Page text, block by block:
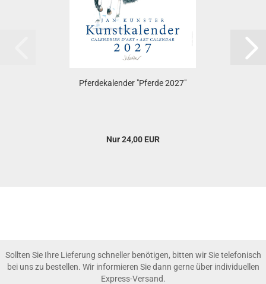
Pferdekalender "Pferde 2027"
Nur 24,00 EUR
Sollten Sie Ihre Lieferung schneller benötigen, bitten wir Sie telefonisch
bei uns zu bestellen. Wir informieren Sie dann gerne über individuellen
Express-Versand.